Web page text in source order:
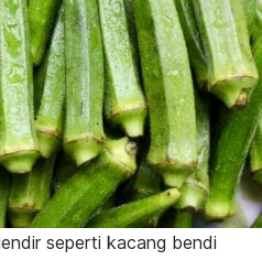
seperti kacang bendi